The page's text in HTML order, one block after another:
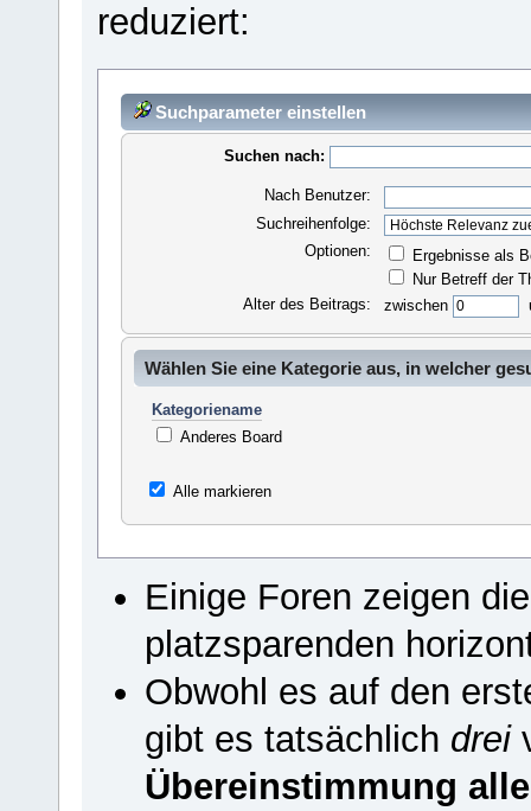
reduziert:
Suchparameter einstellen
Suchen nach:
Nach Benutzer:
Suchreihenfolge:
Optionen:
Ergebnisse als
Nur Betreff der
Alter des Beitrags:
zwischen
Wählen Sie eine Kategorie aus, in welcher
Kategoriename
Anderes Board
Alle markieren
Einige Foren zeigen
platzsparenden
Obwohl es auf den
gibt es tatsächlich drei
Übereinstimmung